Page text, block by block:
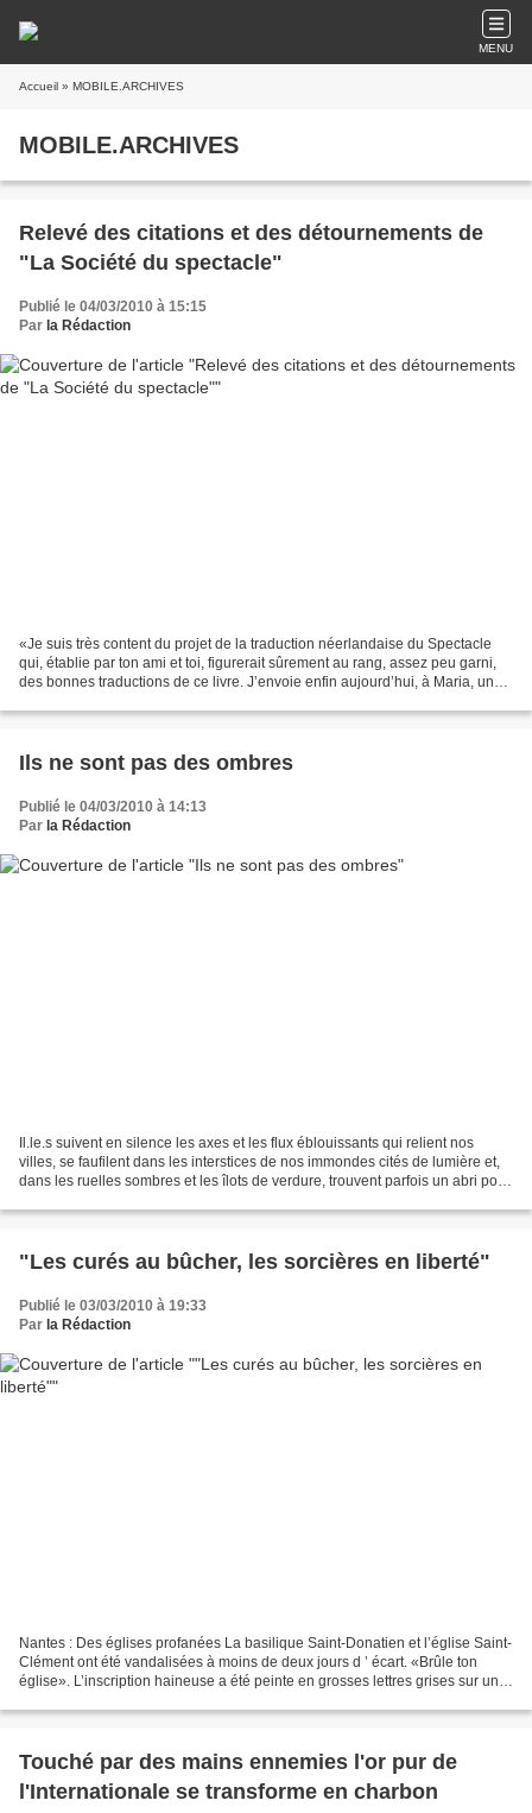
MENU
Accueil » MOBILE.ARCHIVES
MOBILE.ARCHIVES
Relevé des citations et des détournements de
"La Société du spectacle"
Publié le 04/03/2010 à 15:15
Par la Rédaction
«Je suis très content du projet de la traduction néerlandaise du Spectacle
qui, établie par ton ami et toi, figurerait sûrement au rang, assez peu garni,
des bonnes traductions de ce livre. J’envoie enfin aujourd’hui, à Maria, un
Ils ne sont pas des ombres
Publié le 04/03/2010 à 14:13
Par la Rédaction
Il.le.s suivent en silence les axes et les flux éblouissants qui relient nos
villes, se faufilent dans les interstices de nos immondes cités de lumière et,
dans les ruelles sombres et les îlots de verdure, trouvent parfois un abri pour
"Les curés au bûcher, les sorcières en liberté"
Publié le 03/03/2010 à 19:33
Par la Rédaction
Nantes : Des églises profanées La basilique Saint-Donatien et l’église Saint-
Clément ont été vandalisées à moins de deux jours d ’ écart. «Brûle ton
église». L’inscription haineuse a été peinte en grosses lettres grises sur une
Touché par des mains ennemies l'or pur de
l'Internationale se transforme en charbon